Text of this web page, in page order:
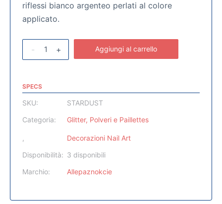
riflessi bianco argenteo perlati al colore
applicato.
- + Aggiungi al carrello
SPECS
SKU:
STARDUST
Categoria:
Glitter, Polveri e Paillettes
,
Decorazioni Nail Art
Disponibilità: 3 disponibili
Marchio:
Allepaznokcie